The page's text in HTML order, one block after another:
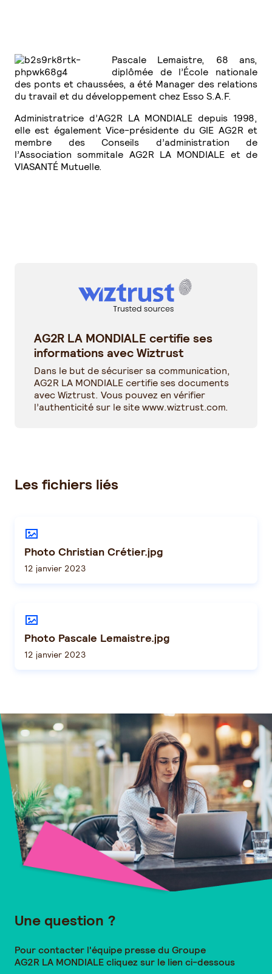
Pascale Lemaistre, 68 ans,
diplômée de l’École nationale
des ponts et chaussées, a été Manager des relations
du travail et du développement chez Esso S.A.F.
Administratrice d’AG2R LA MONDIALE depuis 1998,
elle est également Vice-présidente du GIE AG2R et
membre des Conseils d’administration de
l’Association sommitale AG2R LA MONDIALE et de
VIASANTÉ Mutuelle.
AG2R LA MONDIALE certifie ses
informations avec Wiztrust
Dans le but de sécuriser sa communication,
AG2R LA MONDIALE certifie ses documents
avec Wiztrust. Vous pouvez en vérifier
l’authenticité sur le sitewww.wiztrust.com.
Les fichiers liés
Photo Christian Crétier.jpg
12 janvier 2023
Photo Pascale Lemaistre.jpg
12 janvier 2023
Une question ?
Pour contacter l'équipe presse du Groupe
AG2R LA MONDIALEcliquez sur le lien ci-dessous